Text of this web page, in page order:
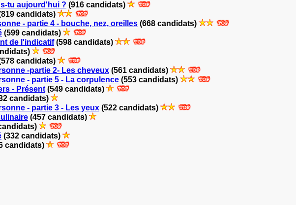
tu aujourd'hui ? (916 candidats)
candidats)
- partie 4 - bouche, nez, oreilles (668 candidats)
(599 candidats)
de l'indicatif(598 candidats)
candidats)
-partie 2- Les cheveux (561 candidats)
- partie 5 - La corpulence (553 candidats)
- Présent (549 candidats)
candidats)
- partie 3 - Les yeux (522 candidats)
(457 candidats)
(332 candidats)
candidats)